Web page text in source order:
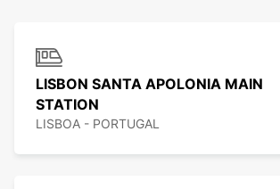
LISBON SANTA APOLONIA MAIN
STATION
LISBOA - PORTUGAL